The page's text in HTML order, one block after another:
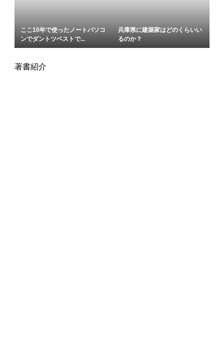
ここ10年で使ったノートパソコ
ンでダントツベストで...
兵庫県に建築家はどのくらいい
るのか？
著書紹介